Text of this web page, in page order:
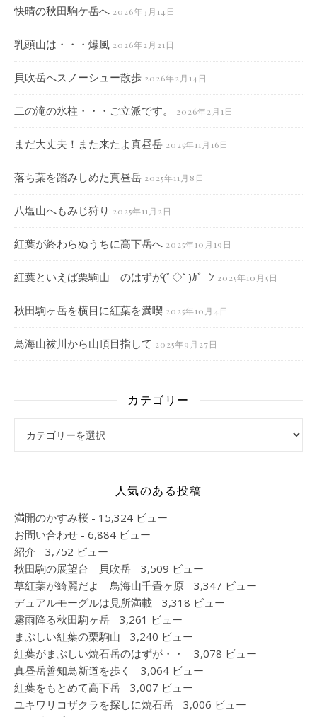
快晴の秋田駒ケ岳へ 2026年3月14日
乳頭山は・・・爆風 2026年2月21日
貝吹岳へスノーシュー散歩 2026年2月14日
二の滝の氷柱・・・ご立派です。 2026年2月1日
まだ大丈夫！また来たよ真昼岳 2025年11月16日
落ち葉を踏みしめた真昼岳 2025年11月8日
八塩山へもみじ狩り 2025年11月2日
紅葉が終わらぬうちに高下岳へ 2025年10月19日
紅葉といえば栗駒山 のはずが(ﾟ◇ﾟ)ｶﾞｰﾝ 2025年10月5日
秋田駒ヶ岳を横目に紅葉を満喫 2025年10月4日
鳥海山祓川から山頂目指して 2025年9月27日
カテゴリー
人気のある投稿
満開のかすみ桜 - 15,324 ビュー
お問い合わせ - 6,884 ビュー
紹介 - 3,752 ビュー
秋田駒の展望台 貝吹岳 - 3,509 ビュー
草紅葉が綺麗だよ 鳥海山千畳ヶ原 - 3,347 ビュー
デュアルモーグルは見所満載 - 3,318 ビュー
霧雨降る秋田駒ヶ岳 - 3,261 ビュー
まぶしい紅葉の栗駒山 - 3,240 ビュー
紅葉がまぶしい焼石岳のはずが・・ - 3,078 ビュー
真昼岳善知鳥新道を歩く - 3,064 ビュー
紅葉をもとめて高下岳 - 3,007 ビュー
ユキワリコザクラを探しに焼石岳 - 3,006 ビュー